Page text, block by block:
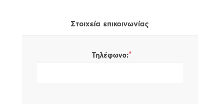
Στοιχεία επικοινωνίας
Τηλέφωνο:*